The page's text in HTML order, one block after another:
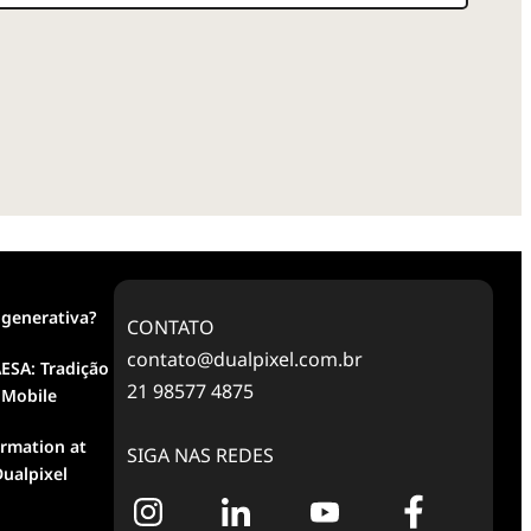
Tradição
at
CONTATO
contato@dualpixel.com.br
21 98577 4875
SIGA NAS REDES